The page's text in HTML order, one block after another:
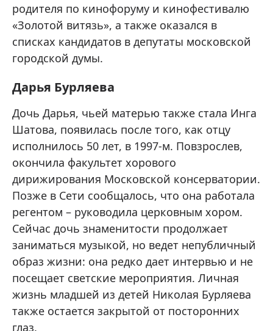
родителя по кинофоруму и кинофестивалю
«Золотой витязь», а также оказался в
списках кандидатов в депутаты московской
городской думы.
Дарья Бурляева
Дочь Дарья, чьей матерью также стала Инга
Шатова, появилась после того, как отцу
исполнилось 50 лет, в 1997-м. Повзрослев,
окончила факультет хорового
дирижирования Московской консерватории.
Позже в Сети сообщалось, что она работала
регентом – руководила церковным хором.
Сейчас дочь знаменитости продолжает
заниматься музыкой, но ведет непубличный
образ жизни: она редко дает интервью и не
посещает светские мероприятия. Личная
жизнь младшей из детей Николая Бурляева
также остается закрытой от посторонних
глаз.